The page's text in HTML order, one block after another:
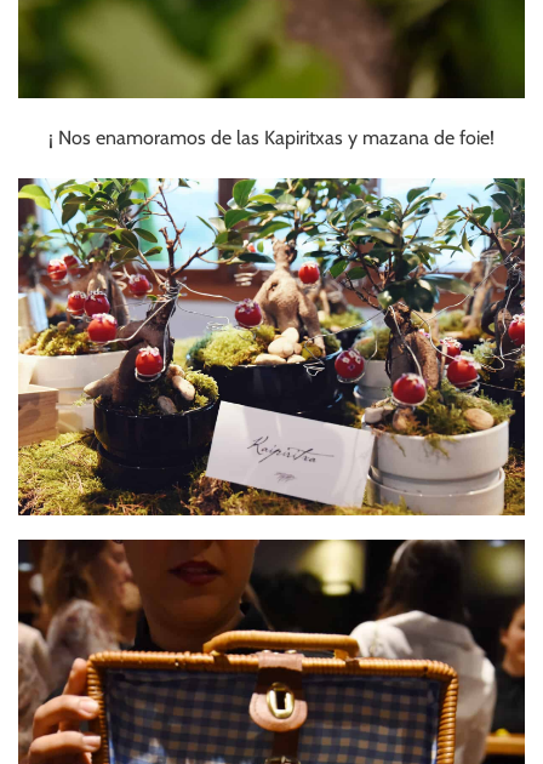
¡ Nos enamoramos de las Kapiritxas y mazana de foie!